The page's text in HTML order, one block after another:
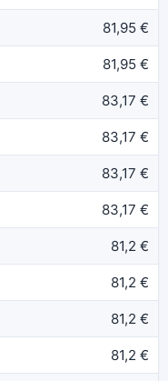
81,95 €
81,95 €
83,17 €
83,17 €
83,17 €
83,17 €
81,2 €
81,2 €
81,2 €
81,2 €